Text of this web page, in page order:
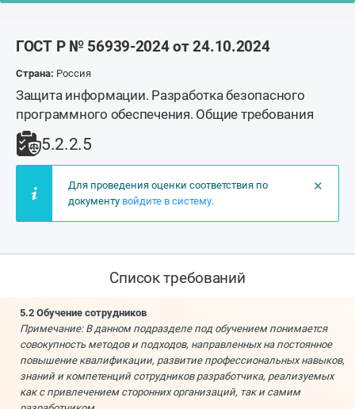
ГОСТ Р № 56939-2024 от 24.10.2024
Страна: Россия
Защита информации. Разработка безопасного
программного обеспечения. Общие требования
5.2.2.5
×
Для проведения оценки соответствия по
документу войдите в систему.
Список требований
5.2 Обучение сотрудников
Примечание: В данном подразделе под обучением понимается
совокупность методов и подходов, направленных на постоянное
повышение квалификации, развитие профессиональных навыков,
знаний и компетенций сотрудников разработчика, реализуемых
как с привлечением сторонних организаций, так и самим